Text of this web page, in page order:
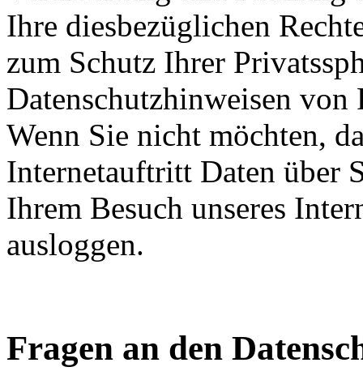
Ihre diesbezüglichen
zum Schutz Ihrer
Datenschutzhinweisen von
Wenn Sie nicht möchten,
Internetauftritt Daten über
Ihrem Besuch unseres
ausloggen.
Fragen an den